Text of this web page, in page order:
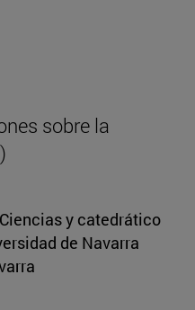
sobre la
y catedrático
de Navarra